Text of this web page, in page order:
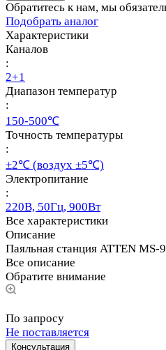
Обратитесь к нам, мы
Подобрать аналог
Характеристики
Каналов
:
2+1
Диапазон температур
:
150-500℃
Точность температуры
:
±2℃ (воздух ±5℃)
Электропитание
:
220В, 50Гц, 900Вт
Все характеристики
Описание
Паяльная станция ATTEN MS-
Все описание
Обратите внимание
По запросу
Не поставляется
Консультация